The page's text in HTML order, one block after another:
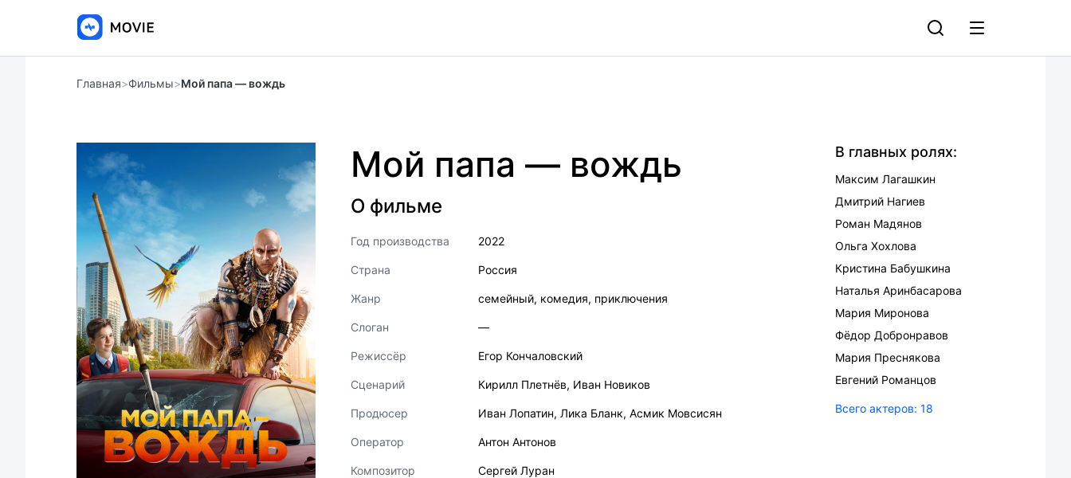
Главная>Фильмы>Мой папа — вождь
Мой папа — вождь
О фильме
Год производства 2022
Страна Россия
Жанр семейный, комедия, приключения
Слоган —
Режиссёр Егор Кончаловский
Сценарий Кирилл Плетнёв, Иван Новиков
Продюсер Иван Лопатин, Лика Бланк, Асмик Мовсисян
Оператор Антон Антонов
Композитор Сергей Луран
В главных ролях:
Максим Лагашкин
Дмитрий Нагиев
Роман Мадянов
Ольга Хохлова
Кристина Бабушкина
Наталья Аринбасарова
Мария Миронова
Фёдор Добронравов
Мария Преснякова
Евгений Романцов
Всего актеров: 18